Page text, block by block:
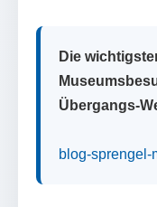
Die
Übergangs-
blog-sprengel-